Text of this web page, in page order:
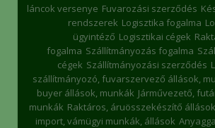
láncok versenye Fuvarozási szerződés
rendszerek Logisztika fogalma
ügyintéző Logisztikai cégek
fogalma Szállítmányozás fogalma
cégek Szállítmányozási szerződés
szállítmányozó, fuvarszervező állások,
buyer állások, munkák Járművezető,
munkák Raktáros, áruösszekészítő
import, vámügyi munkák, állások